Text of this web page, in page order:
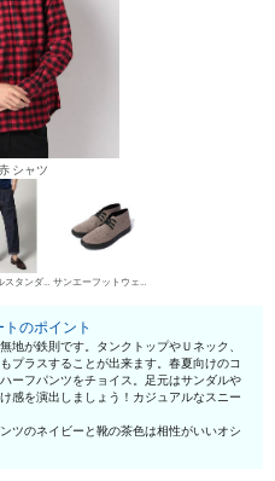
シャツ
ジャーナルスタンダード ホームステッド デニムパンツ・ジーンズ サンエーフットウェア ハイカットスニーカー
のポイント
地が鉄則です。タンクトップやＵネック、
プラスすることが出来ます。春夏向けのコ
ーフパンツをチョイス。足元はサンダルや
感を演出しましょう！カジュアルなスニー
ツのネイビーと靴の茶色は相性がいいオシ